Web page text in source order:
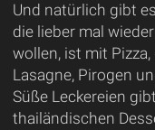
Und natürlich gibt
die lieber mal
wollen, ist mit
Lasagne, Pirogen
Süße Leckereien
thailändischen